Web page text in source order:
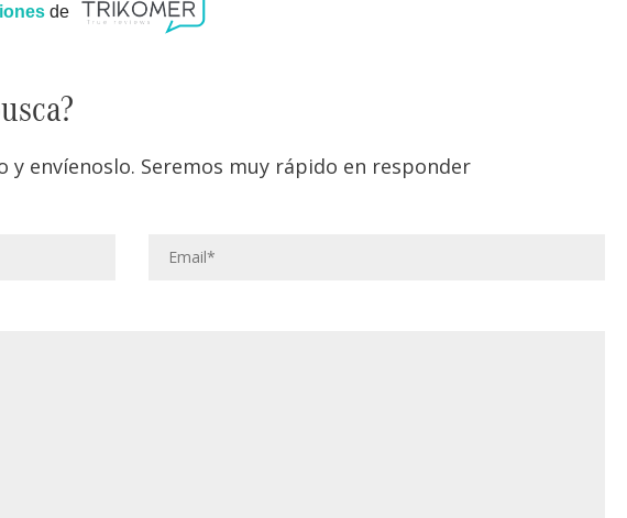
de
envíenoslo. Seremos muy rápido en responder